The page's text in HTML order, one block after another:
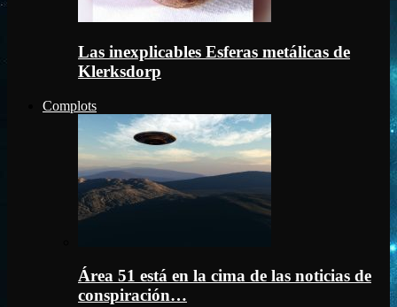
Las inexplicables Esferas metálicas de
Klerksdorp
Complots
Área 51 está en la cima de las noticias de
conspiración…